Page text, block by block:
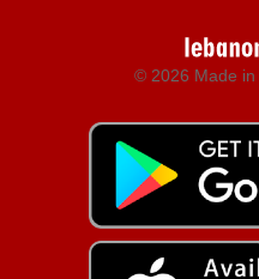
© 2026 Made in